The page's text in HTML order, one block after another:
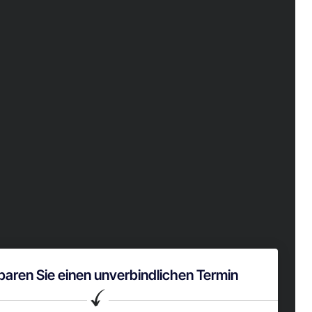
Sie einen unverbindlichen Termin